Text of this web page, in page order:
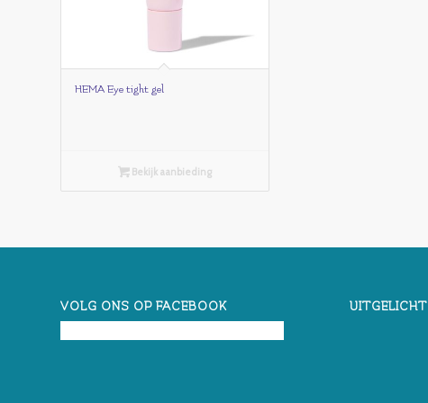
HEMA Eye tight gel
Bekijk aanbieding
VOLG ONS OP FACEBOOK UITGELICHT